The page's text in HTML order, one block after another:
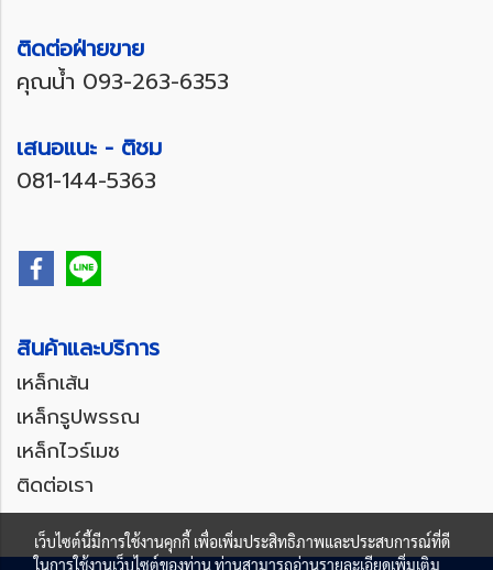
ติดต่อฝ่ายขาย
คุณน้ำ 093-263-6353
เสนอแนะ - ติชม
081-144-5363
สินค้าและบริการ
เหล็กเส้น
เหล็กรูปพรรณ
เหล็กไวร์เมช
ติดต่อเรา
เว็บไซต์นี้มีการใช้งานคุกกี้ เพื่อเพิ่มประสิทธิภาพและประสบการณ์ที่ดี
ในการใช้งานเว็บไซต์ของท่าน ท่านสามารถอ่านรายละเอียดเพิ่มเติม